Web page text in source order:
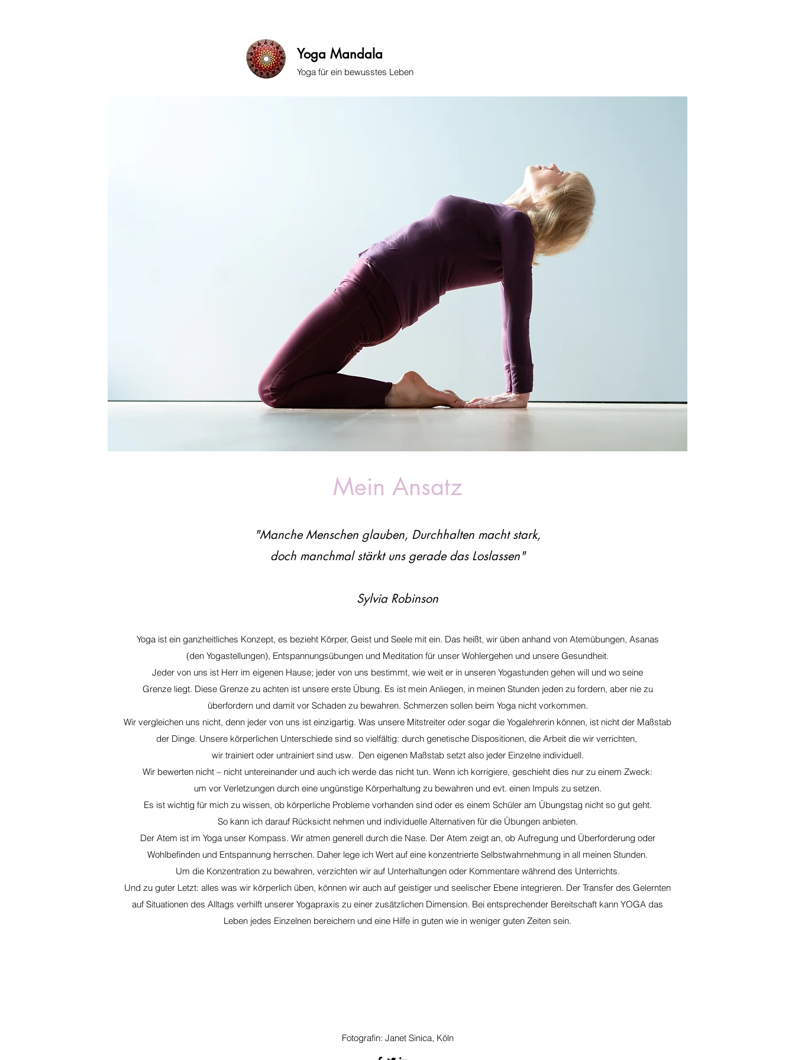
Yoga Mandala
Yoga für ein bewusstes Leben
Mein Ansatz
"Manche Menschen glauben, Durchhalten macht stark,
doch manchmal stärkt uns gerade das Loslassen"
Sylvia Robinson
Yoga ist ein ganzheitliches Konzept, es bezieht Körper, Geist und Seele mit ein. Das heißt, wir üben anhand von Atemübungen, Asanas
(den Yogastellungen), Entspannungsübungen und Meditation für unser Wohlergehen und unsere Gesundheit.
Jeder von uns ist Herr im eigenen Hause; jeder von uns bestimmt, wie weit er in unseren Yogastunden gehen will und wo seine
Grenze liegt. Diese Grenze zu achten ist unsere erste Übung. Es ist mein Anliegen, in meinen Stunden jeden zu fordern, aber nie zu
überfordern und damit vor Schaden zu bewahren. Schmerzen sollen beim Yoga nicht vorkommen.
Wir vergleichen uns nicht, denn jeder von uns ist einzigartig. Was unsere Mitstreiter oder sogar die Yogalehrerin können, ist nicht der Maßstab
der Dinge. Unsere körperlichen Unterschiede sind so vielfältig: durch genetische Dispositionen, die Arbeit die wir verrichten,
wir trainiert oder untrainiert sind usw. Den eigenen Maßstab setzt also jeder Einzelne individuell.
Wir bewerten nicht – nicht untereinander und auch ich werde das nicht tun. Wenn ich korrigiere, geschieht dies nur zu einem Zweck:
um vor Verletzungen durch eine ungünstige Körperhaltung zu bewahren und evt. einen Impuls zu setzen.
Es ist wichtig für mich zu wissen, ob körperliche Probleme vorhanden sind oder es einem Schüler am Übungstag nicht so gut geht.
So kann ich darauf Rücksicht nehmen und individuelle Alternativen für die Übungen anbieten.
Der Atem ist im Yoga unser Kompass. Wir atmen generell durch die Nase. Der Atem zeigt an, ob Aufregung und Überforderung oder
Wohlbefinden und Entspannung herrschen. Daher lege ich Wert auf eine konzentrierte Selbstwahrnehmung in all meinen Stunden.
Um die Konzentration zu bewahren, verzichten wir auf Unterhaltungen oder Kommentare während des Unterrichts.
Und zu guter Letzt: alles was wir körperlich üben, können wir auch auf geistiger und seelischer Ebene integrieren. Der Transfer des Gelernten
auf Situationen des Alltags verhilft unserer Yogapraxis zu einer zusätzlichen Dimension. Bei entsprechender Bereitschaft kann YOGA das
Leben jedes Einzelnen bereichern und eine Hilfe in guten wie in weniger guten Zeiten sein.
Fotografin: Janet Sinica, Köln